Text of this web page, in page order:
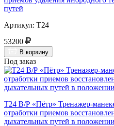
путей
Артикул: Т24
53200
В корзину
Под заказ
Т24 В/Р «Пётр» Тренажер-
отработки приемов
дыхательных путей в